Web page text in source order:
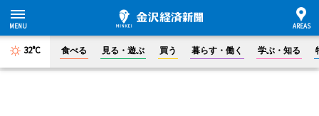
32°C 食べる 見る・遊ぶ 買う 暮らす・働く 学ぶ・知る